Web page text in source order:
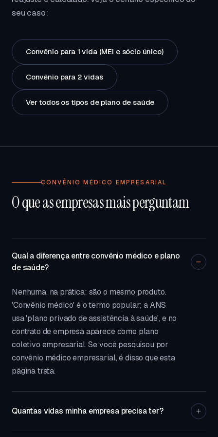
seu caso:
Convênio para 1 vida (MEI e sócio único)
Convênio para 2 vidas
Ver todos os tipos de plano de saúde
CONVÊNIO MÉDICO EMPRESARIAL
O que as empresas mais perguntam
Qual a diferença entre convênio médico e plano
de saúde?
Nenhuma, na prática: são o mesmo produto.
'Convênio médico' é o termo popular; a ANS
usa 'plano privado de assistência à saúde', e no
contrato de empresa aparece como plano
coletivo empresarial. Se você pesquisou por
convênio médico empresarial, é disso que esta
página trata.
Quantas vidas minha empresa precisa ter?